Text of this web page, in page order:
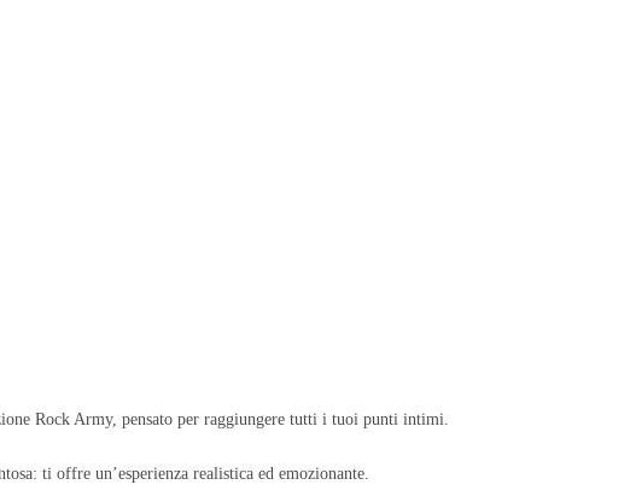
Rock Army, pensato per raggiungere tutti i tuoi punti intimi.
ti offre un’esperienza realistica ed emozionante.